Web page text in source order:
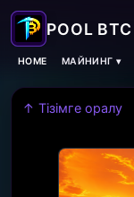
HOME МАЙНИНГ ▾
↑ Тізімге оралу